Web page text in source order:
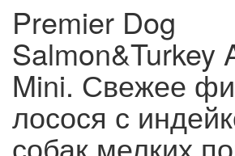
Premier Dog
Salmon&Turkey
Mini. Свежее
лосося с